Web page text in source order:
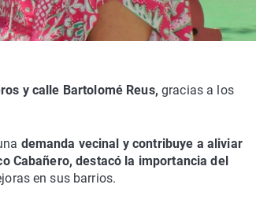
y calle Bartolomé Reus, gracias a los
demanda vecinal y contribuye a aliviar
Cabañero, destacó la importancia del
en sus barrios.